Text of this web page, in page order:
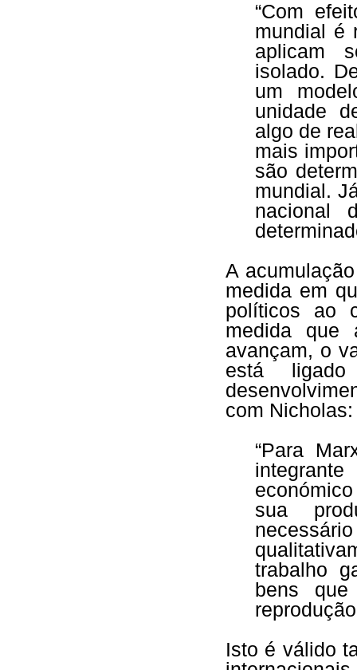
“Com
mundial é
aplicam
isolado.
um
unidade
algo de
mais
são
mundial.
nacional
A
medida em
políticos ao
medida que
avançam, o
está
com Nicholas:
“Para
sua
trabalho
bens
Isto é válido